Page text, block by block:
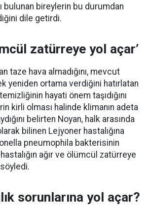
bulunan bireylerin bu durumdan
dile getirdi.
zatürreye yol açar’
taze hava almadığını, mevcut
yeniden ortama verdiğini hatırlatan
hayati önem taşıdığını
kirli olması halinde klimanın adeta
belirten Noyan, halk arasında
bilinen Lejyoner hastalığına
pneumophila bakterisinin
ağır ve ölümcül zatürreye
sorunlarına yol açar?